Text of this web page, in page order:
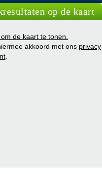
op de kaart
de kaart te tonen.
akkoord met ons privacy